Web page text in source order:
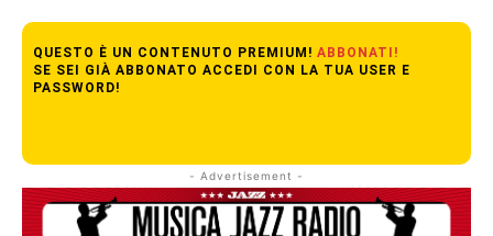
QUESTO È UN CONTENUTO PREMIUM! ABBONATI!
SE SEI GIÀ ABBONATO ACCEDI CON LA TUA USER E
PASSWORD!
- Advertisement -